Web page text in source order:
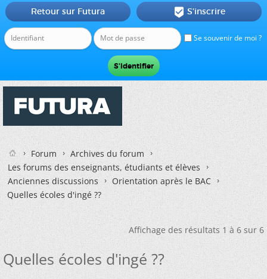
Se souvenir de moi ?
Retour sur Futura  S'inscrire
Forum
Archives du forum
Les forums des enseignants, étudiants et élèves
Anciennes discussions
Orientation après le BAC
Quelles écoles d'ingé ??
Affichage des résultats 1 à 6 sur 6
Quelles écoles d'ingé ??